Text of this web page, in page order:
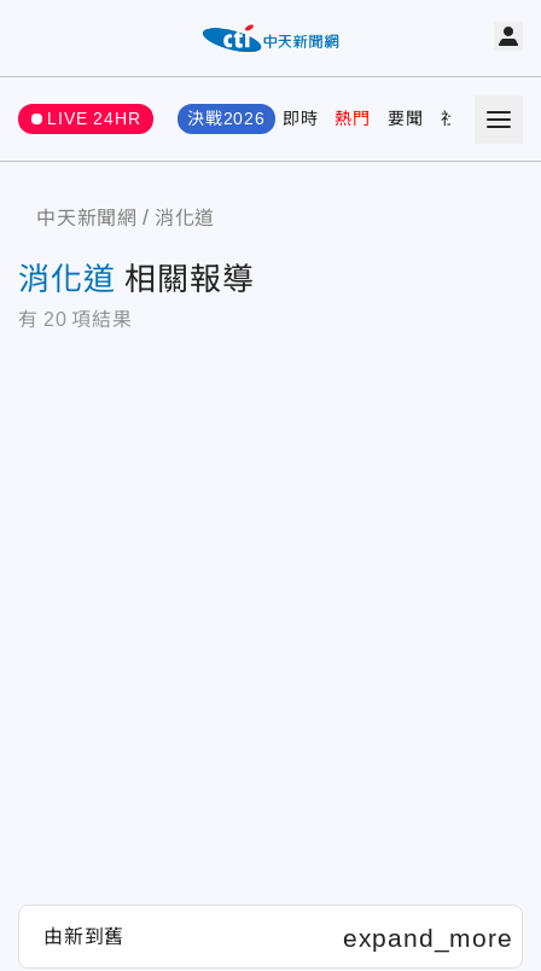
LIVE 24HR 決戰2026 即時 熱門 要聞 社會 娛樂
中天新聞網 消化道
消化道 相關報導
有 20 項結果